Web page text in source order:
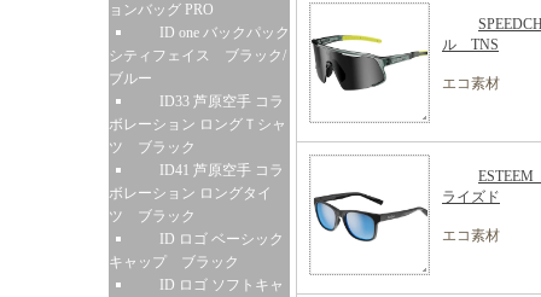
ョンバッグ PRO
ID one バックパック
シティフェイス ブラック/
ブルー
ID33 芦原空手 コラ
ボレーション ロングＴシャ
ツ ブラック
ID41 芦原空手 コラ
ボレーション ロングタイ
ツ ブラック
ID ロゴ ベーシック
キャップ ブラック
ID ロゴ ソフトキャ
ル TNS
エコ素材
ライズド
エコ素材